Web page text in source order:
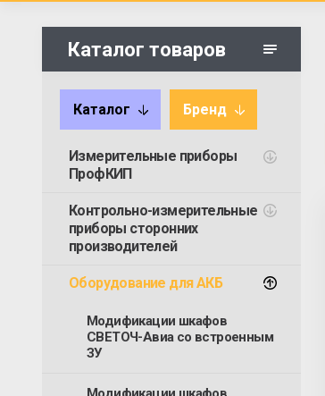
Каталог товаров
Каталог Бренд
Измерительные приборы
ПрофКИП
Контрольно-измерительные
приборы сторонних
производителей
Оборудование для АКБ
Модификации шкафов
СВЕТОЧ-Авиа со встроенным
ЗУ